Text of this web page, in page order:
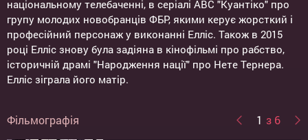
національному телебаченні, в серіалі ABC "Куантіко" про
групу молодих новобранців ФБР, якими керує жорсткий і
професійний персонаж у виконанні Елліс. Також в 2015
році Елліс знову була задіяна в кінофільмі про рабство,
історичній драмі "Народження нації" про Нете Тернера.
Елліс зіграла його матір.
Фільмографія 1 з 6